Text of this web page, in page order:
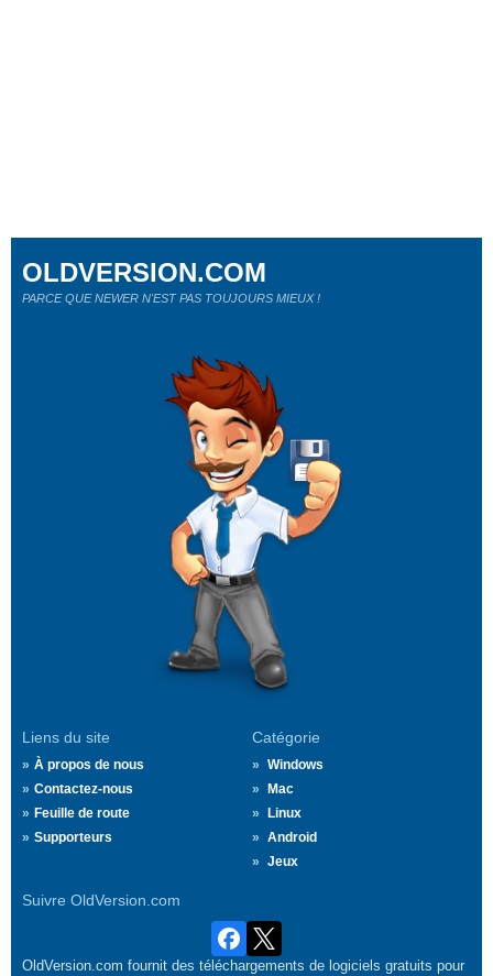
Liens du site
À propos de nous
Contactez-nous
Feuille de route
Supporteurs
Catégorie
Windows
Mac
Linux
Android
Jeux
Suivre OldVersion.com
OLDVERSION.COM
PARCE QUE NEWER N'EST PAS TOUJOURS MIEUX !
OldVersion.com fournit des téléchargements de logiciels gratuits pour